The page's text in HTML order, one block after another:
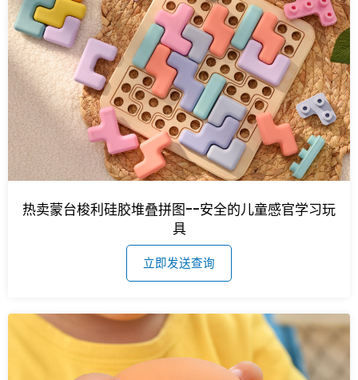
热卖蒙台梭利硅胶堆叠拼图--安全的儿童感官学习玩
具
立即发送查询